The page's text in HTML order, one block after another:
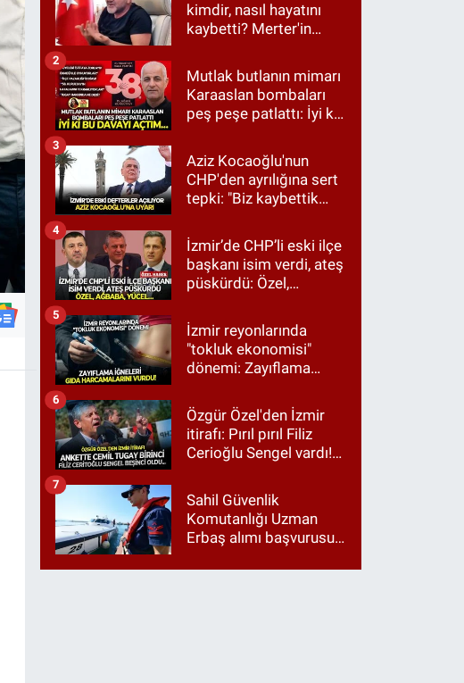
kimdir, nasıl hayatını
kaybetti? Merter'in
mesajı
Mutlak butlanın mimarı
Karaaslan bombaları
peş peşe patlattı: İyi ki
2
Aziz Kocaoğlu'nun
CHP'den ayrılığına sert
tepki: "Biz kaybettik
etmedik"
3
İzmir’de CHP’li eski ilçe
başkanı isim verdi, ateş
püskürdü: Özel,
4
İzmir reyonlarında
"tokluk ekonomisi"
dönemi: Zayıflama
harcamalarını vurdu!
5
Özgür Özel'den İzmir
itirafı: Pırıl pırıl Filiz
Cerioğlu Sengel vardı!
Tugay birinci çıktı
6
Sahil Güvenlik
Komutanlığı Uzman
Erbaş alımı başvurusu
başvuru şartları neler?
7